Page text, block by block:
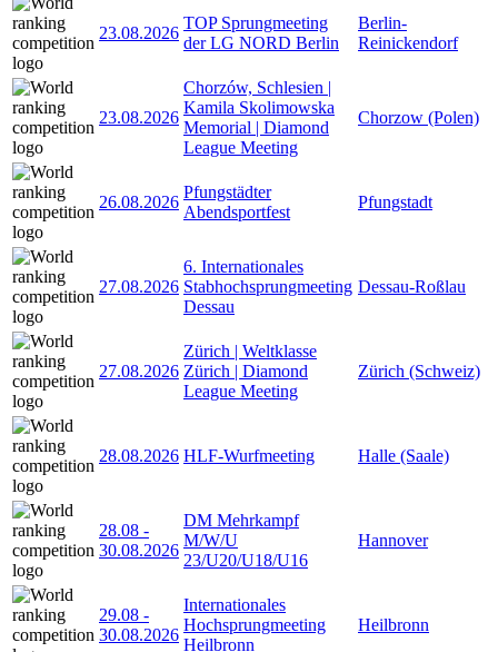
23.08.2026
TOP Sprungmeeting
der LG NORD Berlin
Berlin-
Reinickendorf
23.08.2026
Chorzów, Schlesien |
Kamila Skolimowska
Memorial | Diamond
League Meeting
Chorzow (Polen)
26.08.2026
Pfungstädter
Abendsportfest
Pfungstadt
27.08.2026
6. Internationales
Stabhochsprungmeeting
Dessau
Dessau-Roßlau
27.08.2026
Zürich | Weltklasse
Zürich | Diamond
League Meeting
Zürich (Schweiz)
28.08.2026 HLF-Wurfmeeting Halle (Saale)
28.08 -
30.08.2026
DM Mehrkampf
M/W/U
23/U20/U18/U16
Hannover
29.08 -
30.08.2026
Internationales
Hochsprungmeeting
Heilbronn
Heilbronn